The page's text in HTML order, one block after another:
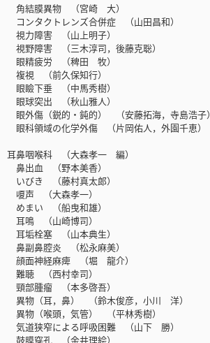
角結膜異物 （宮崎 大）
コンタクトレンズ合併症 （山田昌和）
視力障害 （山上明子）
視野障害 （三木淳司，後藤克聡）
眼精疲労 （稗田 牧）
複視 （前久保知行）
眼瞼下垂 （中馬秀樹）
眼球突出 （秋山雅人）
眼外傷（鋭的・鈍的） （安藤拓海，寺島浩子）
眼科領域の化学外傷 （片岡佑人，外園千恵）
耳鼻咽喉科 （大森孝一 編）
鼻出血 （野本美香）
いびき （藤村真太郎）
嗄声 （大森孝一）
めまい （船曳和雄）
耳鳴 （山崎博司）
耳垢栓塞 （山本典生）
鼻副鼻腔炎 （松永麻美）
顔面神経麻痺 （堀 龍介）
難聴 （西村幸司）
頸部腫瘤 （本多啓吾）
異物（耳，鼻） （鈴木俊彦，小川 洋）
異物（喉頭，気管） （平林秀樹）
気道狭窄による呼吸困難 （山下 勝）
鼓膜穿孔 （金井理絵）